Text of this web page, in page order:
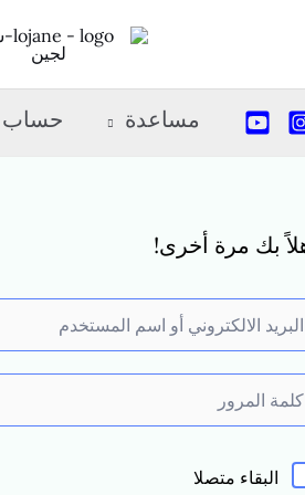
مساعدة حساب
بك مرة أخرى!
البقاء متصلا